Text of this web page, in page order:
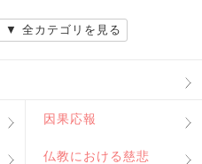
▼ 全カテゴリを見る
因果応報
仏教における慈悲